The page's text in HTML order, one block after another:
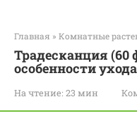
Главная » Комнатные
Традесканция (60
особенности ухода
На чтение: 23 мин